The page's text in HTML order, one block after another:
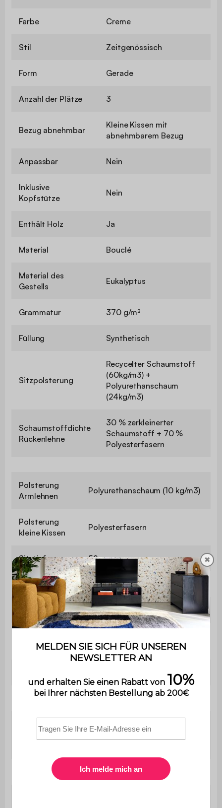
Farbe Creme
Stil Zeitgenössisch
Form Gerade
Anzahl der Plätze 3
Bezug abnehmbar
Kleine Kissen mit
abnehmbarem Bezug
Anpassbar Nein
Inklusive
Kopfstütze
Nein
Enthält Holz Ja
Material Bouclé
Material des
Gestells
Eukalyptus
Grammatur 370 g/m²
Füllung Synthetisch
Sitzpolsterung
Recycelter Schaumstoff
(60kg/m3) +
Polyurethanschaum
(24kg/m3)
Schaumstoffdichte
Rückenlehne
30 % zerkleinerter
Schaumstoff + 70 %
Polyesterfasern
Polsterung
Armlehnen
Polyurethanschaum (10 kg/m3)
Polsterung
kleine Kissen
Polyesterfasern
Sitztiefe 52 cm
Sitzhärte Hart
Schlaffunktion Nein
Belastung
110 kg pro Sitzplatz
Nur für den Privatgebrauch
Garantie 2 Jahre
Montage
Der Aufbau ist sehr einfach,
eine Anleitung wird
55,5 kg
✖